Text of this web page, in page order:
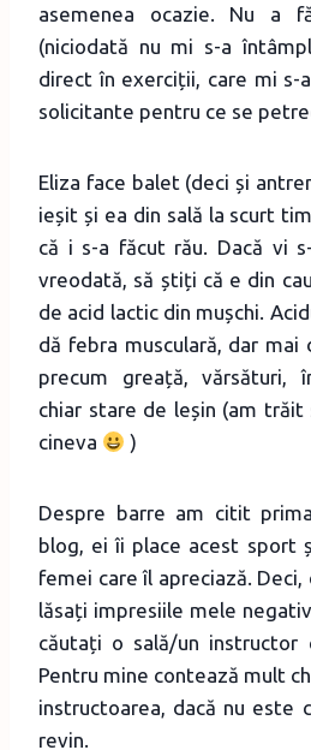
asemenea ocazie. Nu a
(niciodată nu mi s-a
direct în exerciții, care mi s-
solicitante pentru ce se
Eliza face balet (deci și
ieșit și ea din sală la scurt
că i s-a făcut rău. Dacă vi
vreodată, să știți că e din
de acid lactic din mușchi.
dă febra musculară, dar
precum greață, vărsături,
chiar stare de leșin (am trăit
cineva
)
Despre barre am citit
blog, ei îi place acest sport
femei care îl apreciază. Deci,
lăsați impresiile mele
căutați o sală/un instructor
Pentru mine contează mult
instructoarea, dacă nu este
revin.